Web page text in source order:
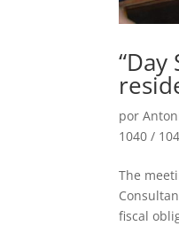
por
1040 /
The
fiscal